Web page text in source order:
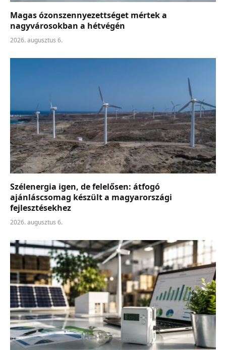
Magas ózonszennyezettséget mértek a
nagyvárosokban a hétvégén
2026. augusztus 6.
Szélenergia igen, de felelősen: átfogó
ajánláscsomag készült a magyarországi
fejlesztésekhez
2026. augusztus 6.